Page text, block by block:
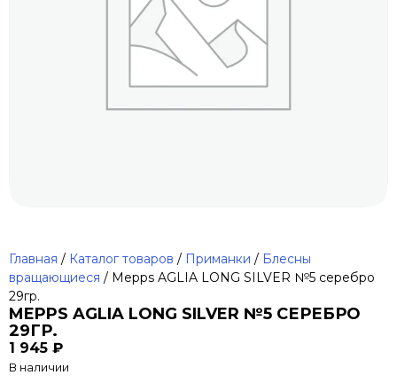
Главная / Каталог товаров / Приманки / Блесны
вращающиеся / Mepps AGLIA LONG SILVER №5 серебро
29гр.
MEPPS AGLIA LONG SILVER №5 СЕРЕБРО
29ГР.
1 945 ₽
В наличии